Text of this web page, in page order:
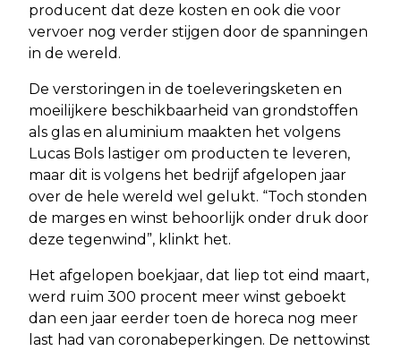
producent dat deze kosten en ook die voor
vervoer nog verder stijgen door de spanningen
in de wereld.
De verstoringen in de toeleveringsketen en
moeilijkere beschikbaarheid van grondstoffen
als glas en aluminium maakten het volgens
Lucas Bols lastiger om producten te leveren,
maar dit is volgens het bedrijf afgelopen jaar
over de hele wereld wel gelukt. “Toch stonden
de marges en winst behoorlijk onder druk door
deze tegenwind”, klinkt het.
Het afgelopen boekjaar, dat liep tot eind maart,
werd ruim 300 procent meer winst geboekt
dan een jaar eerder toen de horeca nog meer
last had van coronabeperkingen. De nettowinst